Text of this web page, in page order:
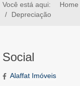
Você está aqui: Home
Depreciação
Social
Alaffat Imóveis